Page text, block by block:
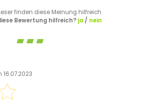
finden diese Meinung hilfreich.
Bewertung hilfreich? ja/ nein
16.07.2023